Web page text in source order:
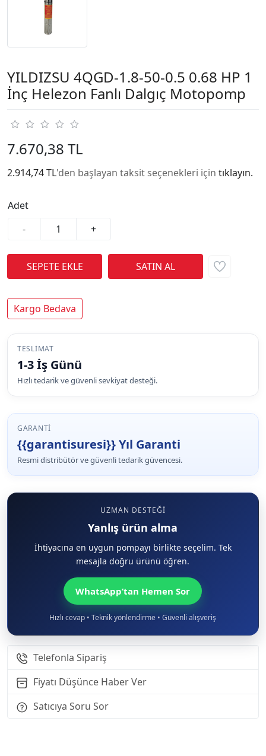
YILDIZSU 4QGD-1.8-50-0.5 0.68 HP 1
İnç Helezon Fanlı Dalgıç Motopomp
7.670,38 TL
2.914,74 TL'den başlayan taksit seçenekleri için tıklayın.
Adet
-
+
Kargo Bedava
TESLIMAT
1-3 İş Günü
Hızlı tedarik ve güvenli sevkiyat desteği.
GARANTI
{{garantisuresi}} Yıl Garanti
Resmi distribütör ve güvenli tedarik güvencesi.
UZMAN DESTEĞI
Yanlış ürün alma
İhtiyacına en uygun pompayı birlikte seçelim. Tek
mesajla doğru ürünü öğren.
WhatsApp’tan Hemen Sor
Hızlı cevap • Teknik yönlendirme • Güvenli alışveriş
Telefonla Sipariş
Fiyatı Düşünce Haber Ver
Satıcıya Soru Sor